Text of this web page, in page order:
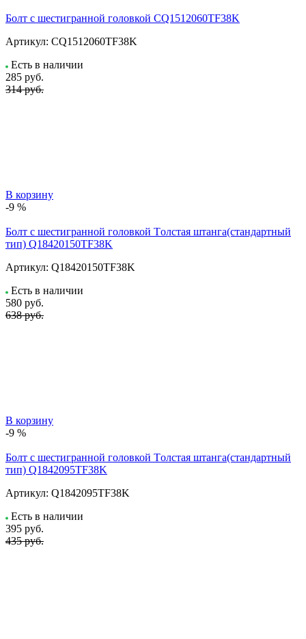
Болт с шестигранной головкой CQ1512060TF38K
Артикул: CQ1512060TF38K
Есть в наличии
285 руб.
314 руб.
В корзину
-9 %
Болт с шестигранной головкой Tолстая штанга(стандартный
тип) Q18420150TF38K
Артикул: Q18420150TF38K
Есть в наличии
580 руб.
638 руб.
В корзину
-9 %
Болт с шестигранной головкой Tолстая штанга(стандартный
тип) Q1842095TF38K
Артикул: Q1842095TF38K
Есть в наличии
395 руб.
435 руб.